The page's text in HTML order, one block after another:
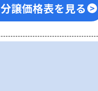
分譲価格表を見る